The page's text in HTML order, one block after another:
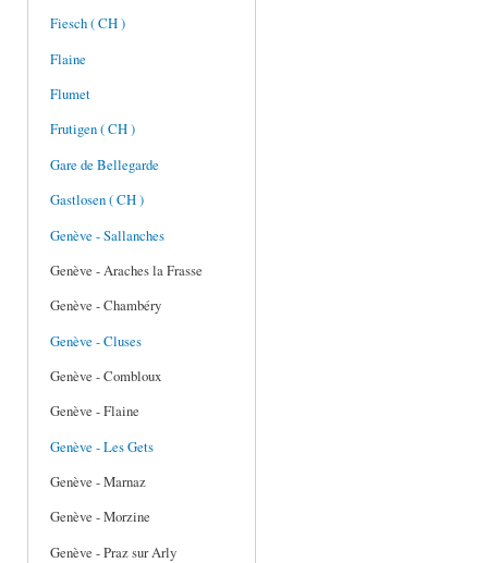
Fiesch ( CH )
Flaine
Flumet
Frutigen ( CH )
Gare de Bellegarde
Gastlosen ( CH )
Genève - Sallanches
Genève - Araches la Frasse
Genève - Chambéry
Genève - Cluses
Genève - Combloux
Genève - Flaine
Genève - Les Gets
Genève - Marnaz
Genève - Morzine
Genève - Praz sur Arly